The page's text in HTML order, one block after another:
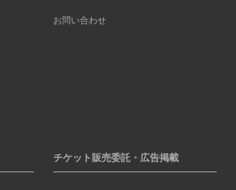
お問い合わせ
チケット販売委託・広告掲載